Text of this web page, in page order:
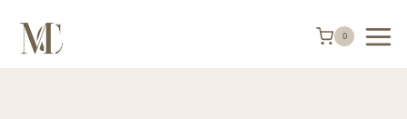
contenu 0